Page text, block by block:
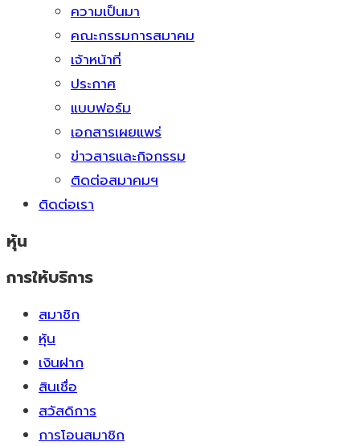
ความเป็นมา
คณะกรรมการสมาคม
เจ้าหน้าที่
ประกาศ
แบบฟอร์ม
เอกสารเผยแพร่
ข่าวสารและกิจกรรม
ติดต่อสมาคมฯ
ติดต่อเรา
หุ้น
การให้บริการ
สมาชิก
หุ้น
เงินฝาก
สินเชื่อ
สวัสดิการ
การโอนสมาชิก